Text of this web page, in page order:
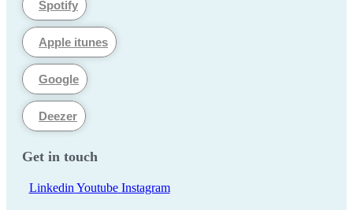
Spotify
Apple itunes
Google
Deezer
Get in touch
Linkedin Youtube Instagram